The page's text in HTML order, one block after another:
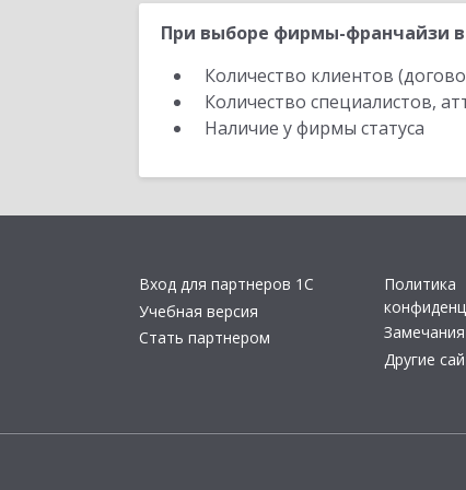
При выборе фирмы-франчайзи
Количество клиентов
Количество специалистов,
Наличие у фирмы статуса
Вход для партнеров 1С
Учебная версия
Стать партнером
Политика
Другие